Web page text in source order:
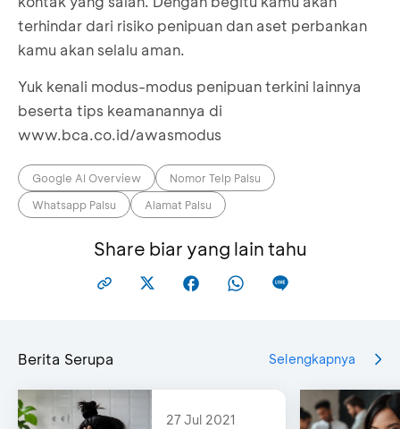
terhindar dari risiko penipuan dan aset perbankan
kamu akan selalu aman.
Yuk kenali modus-modus penipuan terkini lainnya
beserta tips keamanannya di
www.bca.co.id/awasmodus
Google AI Overview
Nomor Telp Palsu
Whatsapp Palsu
Alamat Palsu
Share biar yang lain tahu
Berita Serupa Selengkapnya
27 Jul 2021